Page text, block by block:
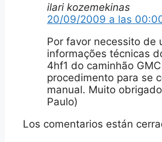
ilari kozemekinas
20/09/2009 a las
Por favor necessito de
informações técnicas
4hf1 do caminhão
procedimento para se
manual. Muito
Paulo)
Los comentarios están